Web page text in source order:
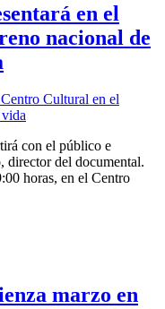
en el
nacional de
con el público e
director del documental.
horas, en el Centro
marzo en